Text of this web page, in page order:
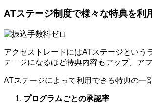
ATステージ制度で様々な特典を利
アクセストレードにはATステージという
テージになるほど特典内容もアップ。ア
ATステージによって利用できる特典の一
プログラムごとの承認率